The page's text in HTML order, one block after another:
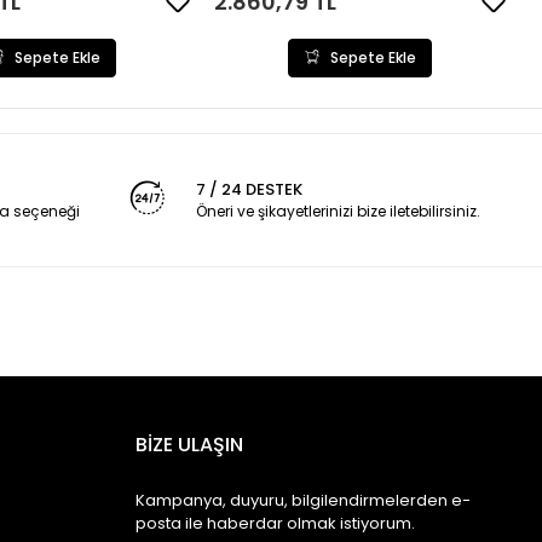
Sepete Ekle Sepete Ekle
seçeneği
7 / 24 DESTEK
Öneri ve şikayetlerinizi bize iletebilirsiniz.
BİZE ULAŞIN
Kampanya, duyuru, bilgilendirmelerden e-
posta ile haberdar olmak istiyorum.